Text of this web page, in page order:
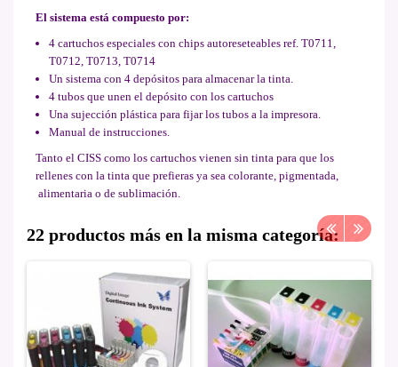
El sistema está compuesto por:
4 cartuchos especiales con chips autoreseteables ref. T0711,
T0712, T0713, T0714
Un sistema con 4 depósitos para almacenar la tinta.
4 tubos que unen el depósito con los cartuchos
Una sujección plástica para fijar los tubos a la impresora.
Manual de instrucciones.
Tanto el CISS como los cartuchos vienen sin tinta para que los
rellenes con la tinta que prefieras ya sea colorante, pigmentada,
alimentaria o de sublimación.
22 productos más en la misma categoría: